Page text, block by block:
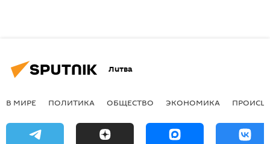
Литва
В МИРЕ ПОЛИТИКА ОБЩЕСТВО ЭКОНОМИКА